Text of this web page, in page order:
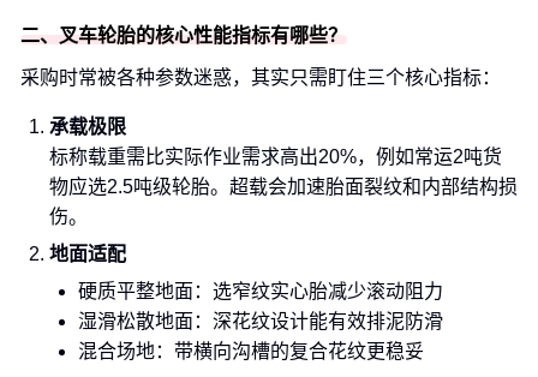
二、叉车轮胎的核心性能指标有哪些？
采购时常被各种参数迷惑，其实只需盯住三个核心指标：
承载极限
标称载重需比实际作业需求高出20%，例如常运2吨货
物应选2.5吨级轮胎。超载会加速胎面裂纹和内部结构损
伤。
地面适配
硬质平整地面：选窄纹实心胎减少滚动阻力
湿滑松散地面：深花纹设计能有效排泥防滑
混合场地：带横向沟槽的复合花纹更稳妥